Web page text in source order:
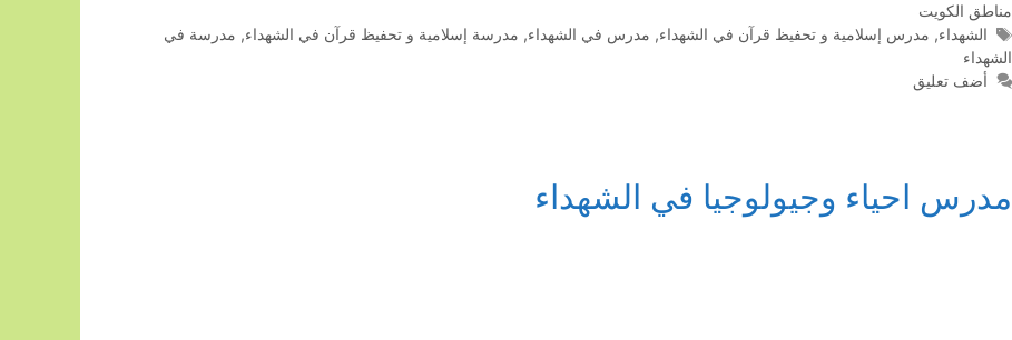
مناطق الكويت
الوسوم
الشهداء, مدرس إسلامية و تحفيظ قرآن في الشهداء, مدرس في الشهداء, مدرسة إسلامية و تحفيظ قرآن في الشهداء, مدرسة في
الشهداء
أضف تعليق
مدرس احياء وجيولوجيا في الشهداء